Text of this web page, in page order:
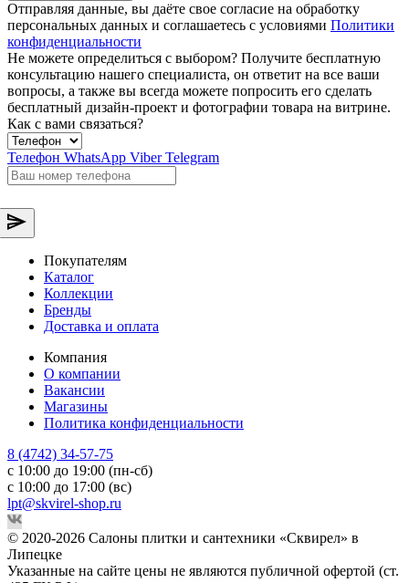
Отправляя данные, вы даёте свое согласие на обработку
персональных данных и соглашаетесь с условиями Политики
конфиденциальности
Не можете определиться с выбором? Получите бесплатную
консультацию нашего специалиста, он ответит на все ваши
вопросы, а также вы всегда можете попросить его сделать
бесплатный дизайн-проект и фотографии товара на витрине.
Как с вами связаться?
Телефон WhatsApp ViberTelegram
Покупателям
Каталог
Коллекции
Бренды
Доставка и оплата
Компания
О компании
Вакансии
Магазины
Политика конфиденциальности
8 (4742) 34-57-75
с 10:00 до 19:00 (пн-сб)
с 10:00 до 17:00 (вс)
lpt@skvirel-shop.ru
© 2020-2026 Салоны плитки и сантехники «Сквирел» в
Липецке
Указанные на сайте цены не являются публичной офертой (ст.